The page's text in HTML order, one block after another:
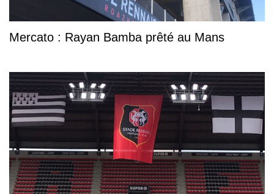
Mercato : Rayan Bamba prêté au Mans